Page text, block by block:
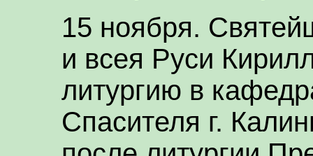
15 ноября.
и всея Руси
литургию в
Спасителя г.